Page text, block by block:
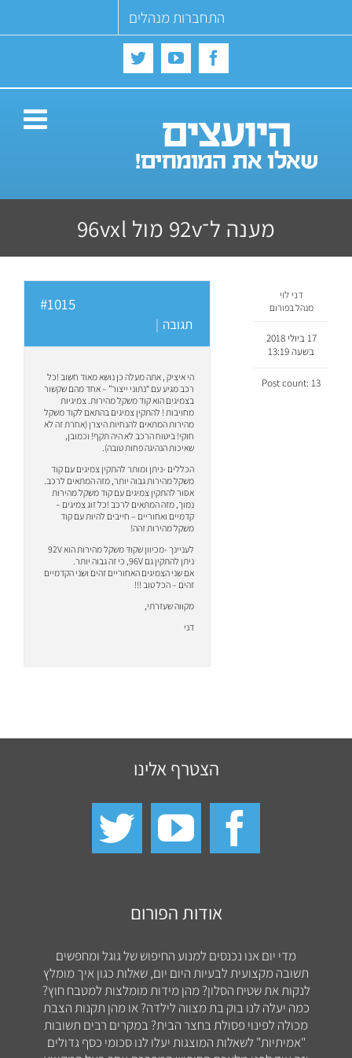
התחברות מנהלים
Facebook
YouTube
Twitter
מענה ל־92v מול 96vxl
דני לוי
מנהל בפורום
17 ביולי 2018
בשעה 13:19
Post count: 13
#1015
תגובה |
הי איציק , אתה מעלה כן נושא מאוד חשוב !כל
רכב מגיע עם “נתוני ייצור” – אחד מהם שקשור
בצמיגים הוא קוד משקל מהירות. צמיגיות
מחויבות ! להתקין צמיגים בהתאם לקוד משקל
מהירות המתאים להנחיות היצרן (אחרת זה לא
חוקי! ביטוח הרכב לא היה תקף! וכמובן,
שאיכות הנהיגה פחות טובה).
הכללים -ניתן ומותר להתקין צמיגים עם קוד
משקל מהירות גבוה יותר, מזה המתאים לרכב.
אסור להתקין צמיגים עם קוד משקל מהירות
נמוך, מזה המתאים לרכב !כל זוג צמיגים –
קדמיים ואחוריים – חייבים להיות עם קוד
משקל מהירות זהה!
לעניינך -מכיוון שקוד משקל מהירות הוא 92V
ניתן להתקין גם 96V, כי זה גבוה יותר.
אם שני הצמיגים האחוריים זהים ושני הקדמיים
זהים – הכל טוב !!!
מקווה שעזרתי,
דני
הצטרף אלינו
אודות הפורום
מדי יום אנו נכנסים למנוע החיפוש של גוגל ומחפשים
תשובה מקצועית לבעיות היום יום, שאלות כגון איך מומלץ
לנקות את שטיח הסלון? מהן מידות מומלצות למטבח חוץ?
כמה יעלה לנו בוק בת מצווה לילדה? או מהן תקנות הצבת
מכולה לפינוי פסולת בחצר הבית? במקרים רבים תשובות
"אמיתיות" לשאלות המוצגות יעלו לנו סכומי כסף גדולים